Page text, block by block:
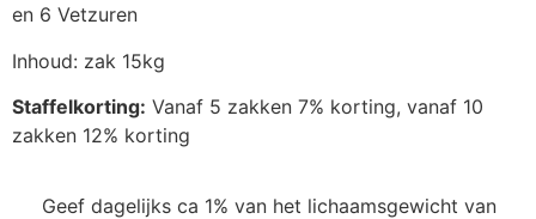
en 6 Vetzuren
Inhoud: zak 15kg
Staffelkorting: Vanaf 5 zakken 7% korting, vanaf 10
zakken 12% korting
Geef dagelijks ca 1% van het lichaamsgewicht van